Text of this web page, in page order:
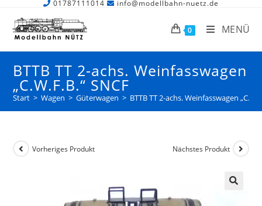
01787111014 info@modellbahn-nuetz.de
0 MENÜ
BTTB TT 2-achs. Weinfasswagen
„C.W.F.B.“ SNCF
Start > Wagen > Güterwagen > BTTB TT 2-achs. Weinfasswagen
Vorheriges Produkt Nächstes Produkt